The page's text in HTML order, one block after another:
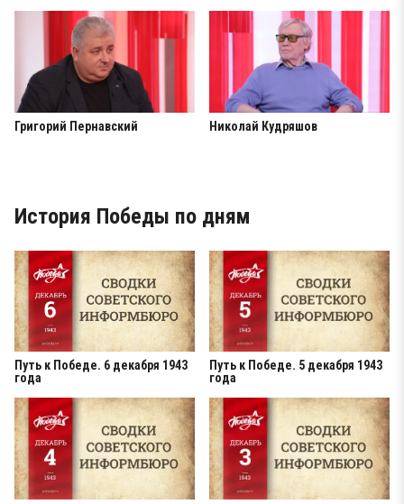
Григорий Пернавский Николай Кудряшов
История Победы по дням
Путь к Победе. 6 декабря 1943
года
Путь к Победе. 5 декабря 1943
года